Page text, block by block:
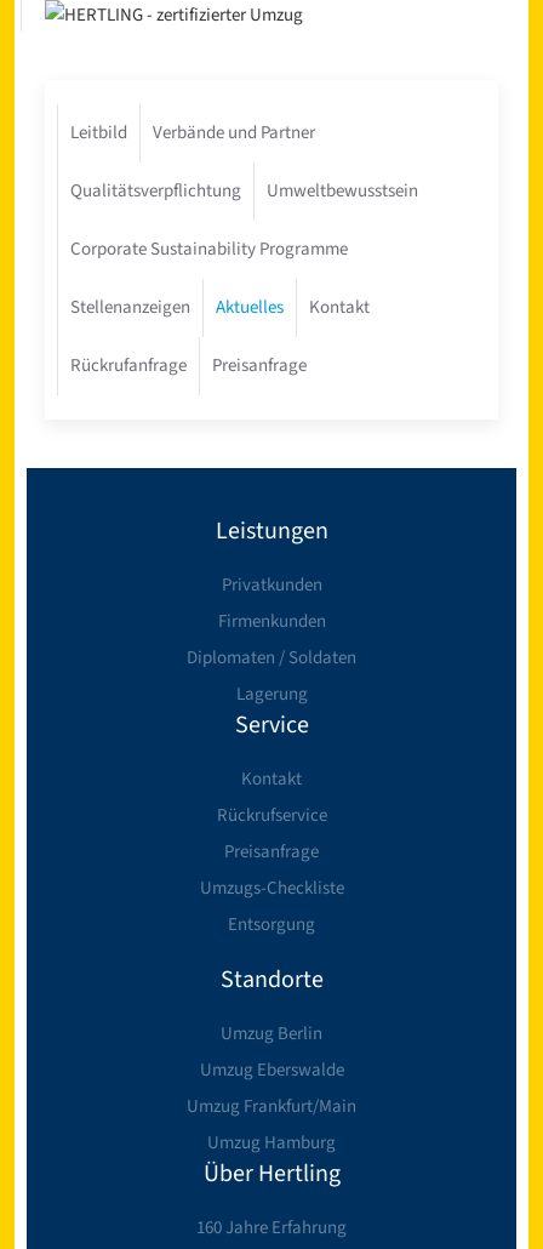
Leitbild Verbände und Partner
Qualitätsverpflichtung Umweltbewusstsein
Corporate Sustainability Programme
Stellenanzeigen Aktuelles Kontakt
Rückrufanfrage Preisanfrage
Leistungen
Privatkunden
Firmenkunden
Diplomaten / Soldaten
Lagerung
Service
Kontakt
Rückrufservice
Preisanfrage
Umzugs-Checkliste
Entsorgung
Standorte
Umzug Berlin
Umzug Eberswalde
Umzug Frankfurt/Main
Umzug Hamburg
Über Hertling
160 Jahre Erfahrung